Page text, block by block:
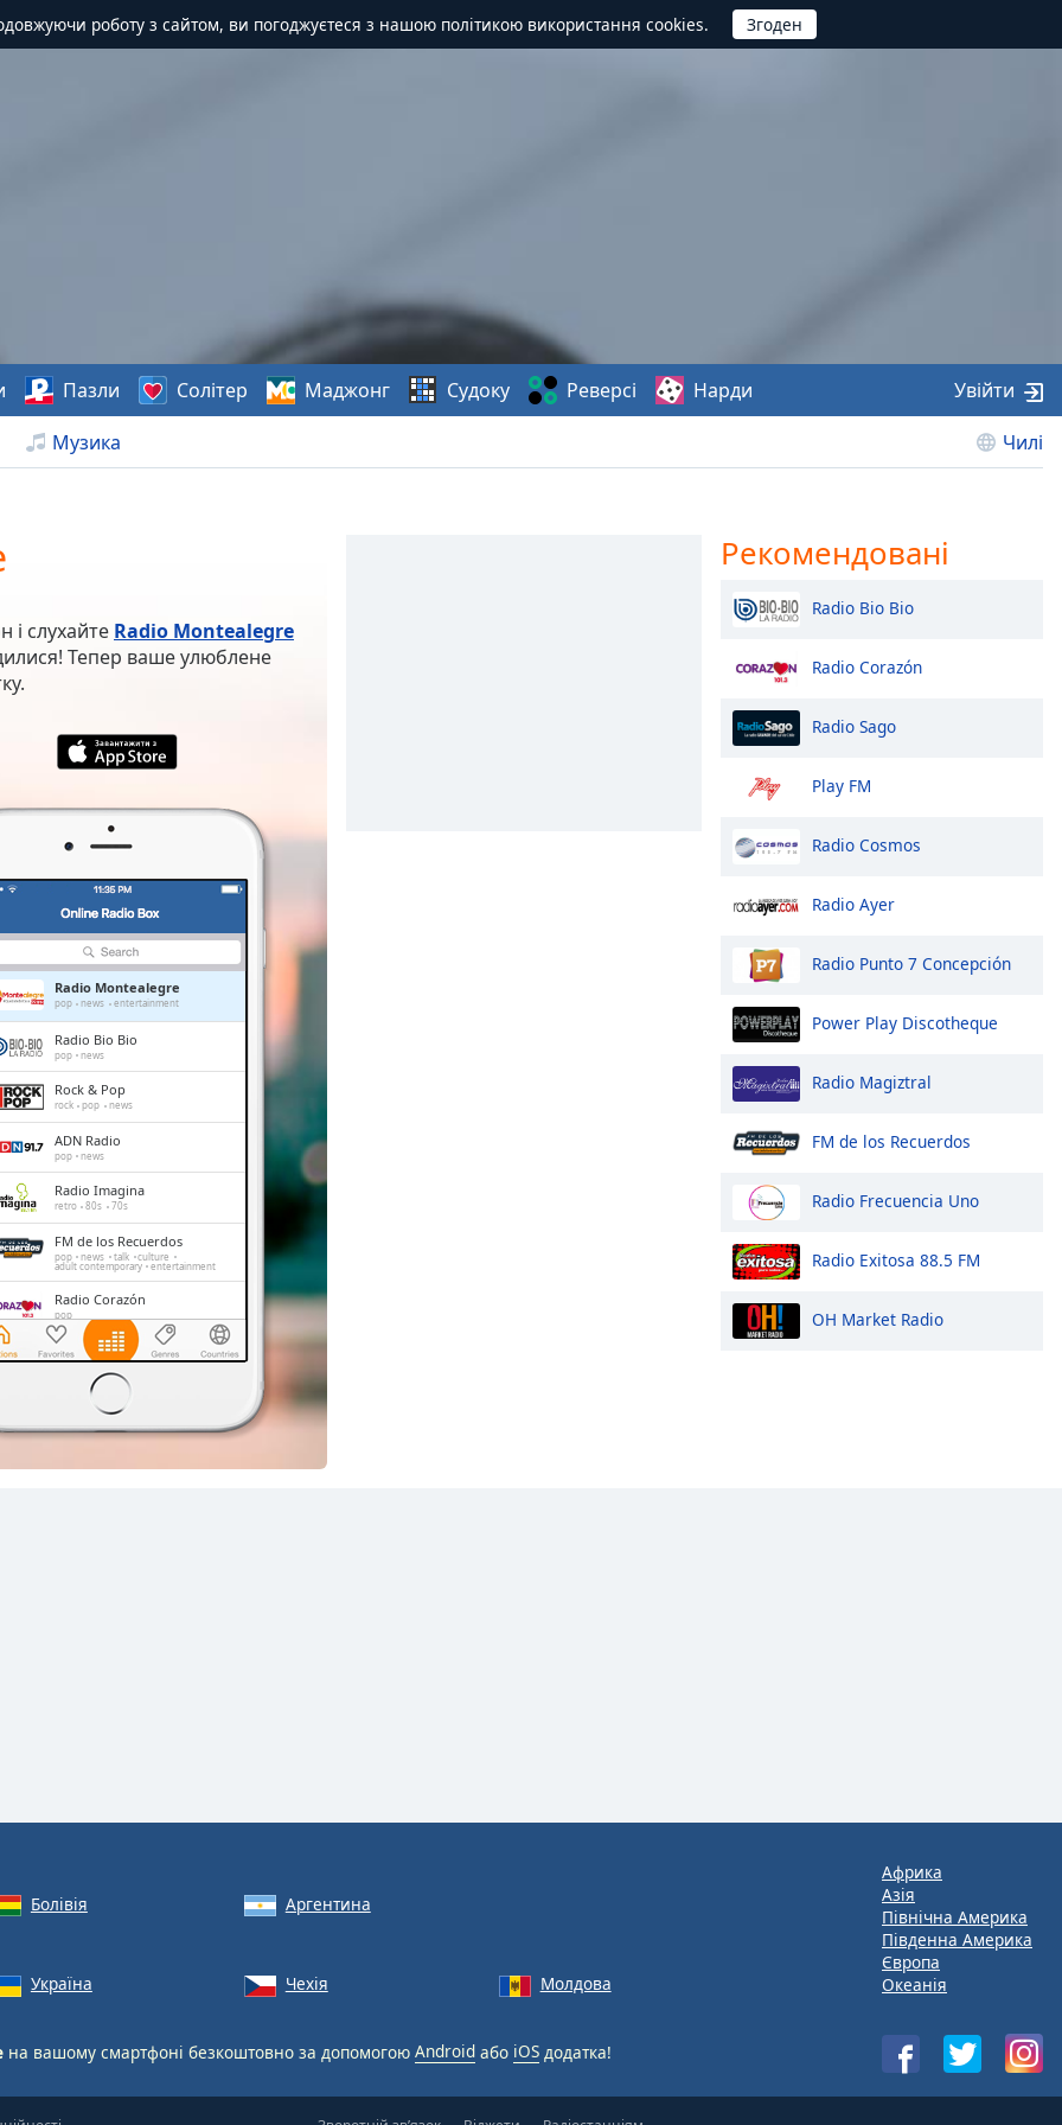
роботу з сайтом, ви погоджуєтеся з нашою політикою використання cookies.
Музика Чилі
Пазли Солітер Маджонг Судоку Реверсі Нарди Увійти
і слухайте Radio Montealegre
Тепер ваше улюблене
Radio Montealegre
pop news entertainment
Radio Bio Bio
pop news
Rock & Pop
rock pop news
ADN Radio
pop news
Radio Imagina
retro 80s 70s
FM de los Recuerdos
pop news talk culture
adult contemporary entertainment
Radio Corazón
pop
Radio Cooperativa
pop news
Radio Carabineros
italian
Рекомендовані
Radio Bio Bio
Radio Corazón
Radio Sago
Play FM
Radio Cosmos
Radio Ayer
Radio Punto 7 Concepción
Power Play Discotheque
Radio Magiztral
FM de los Recuerdos
Radio Frecuencia Uno
Radio Exitosa 88.5 FM
OH Market Radio
Болівія Аргентина
Україна Чехія Молдова
на вашому смартфоні безкоштовно за допомогою Android або iOS додатка!
Африка
Азія
Північна Америка
Південна Америка
Європа
Океанія